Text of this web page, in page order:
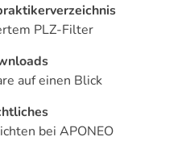
PLZ-Filter
auf einen Blick
bei APONEO